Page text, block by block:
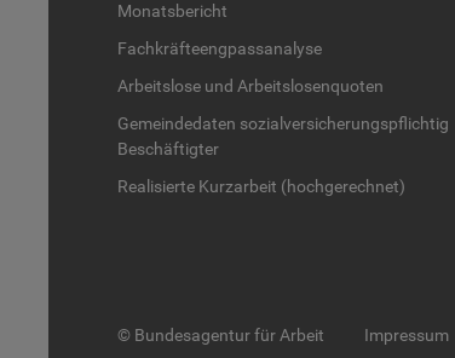
Mo­nats­be­richt
Fach­kräf­te­eng­pass­ana­ly­se
Ar­beits­lo­se und Ar­beits­lo­sen­quo­ten
Ge­mein­de­da­ten so­zi­al­ver­si­che­rungs­pflich­tig
Be­schäf­tig­ter
Rea­li­sier­te Kurz­ar­beit (hoch­ge­rech­net)
© Bundesagentur für Arbeit Impressum